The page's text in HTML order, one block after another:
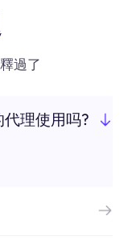
過了
理使用吗?